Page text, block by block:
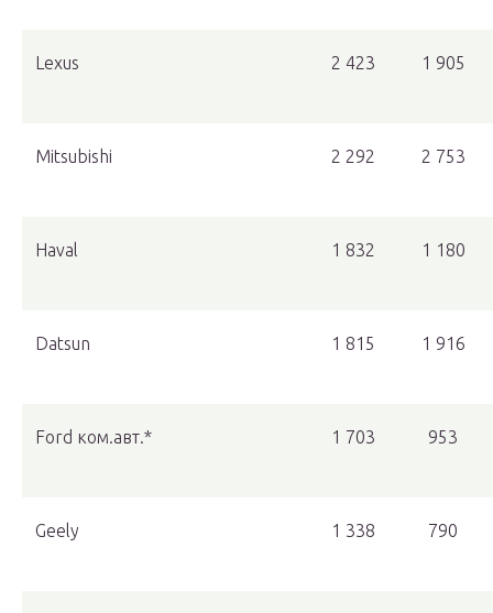
Lexus 2 423 1 905
Mitsubishi 2 292 2 753
Haval 1 832 1 180
Datsun 1 815 1 916
Ford ком.авт.* 1 703 953
Geely 1 338 790